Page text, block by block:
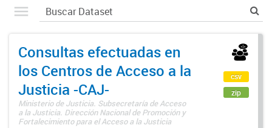
Consultas efectuadas en
los Centros de Acceso a la
Justicia -CAJ-
Ministerio de Justicia. Subsecretaría de Acceso
a la Justicia. Dirección Nacional de Promoción y
Fortalecimiento para el Acceso a la Justicia
csv
zip